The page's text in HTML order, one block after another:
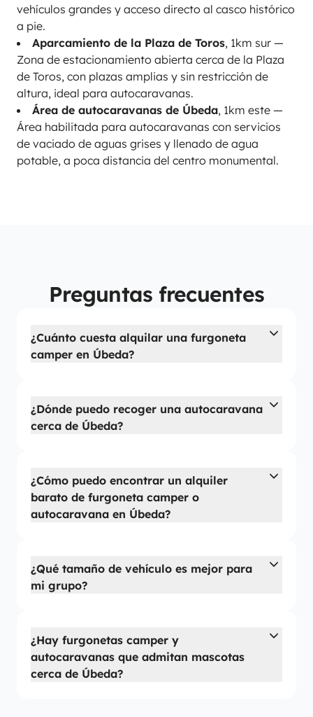
vehículos grandes y acceso directo al casco histórico
a pie.
Aparcamiento de la Plaza de Toros, 1km sur —
Zona de estacionamiento abierta cerca de la Plaza
de Toros, con plazas amplias y sin restricción de
altura, ideal para autocaravanas.
Área de autocaravanas de Úbeda, 1km este —
Área habilitada para autocaravanas con servicios
de vaciado de aguas grises y llenado de agua
potable, a poca distancia del centro monumental.
Preguntas frecuentes
¿Cuánto cuesta alquilar una furgoneta
camper en Úbeda?
¿Dónde puedo recoger una autocaravana
cerca de Úbeda?
¿Cómo puedo encontrar un alquiler
barato de furgoneta camper o
autocaravana en Úbeda?
¿Qué tamaño de vehículo es mejor para
mi grupo?
¿Hay furgonetas camper y
autocaravanas que admitan mascotas
cerca de Úbeda?